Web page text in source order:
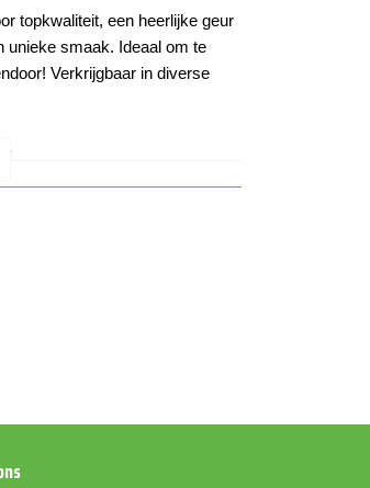
topkwaliteit, een heerlijke geur
unieke smaak. Ideaal om te
Verkrijgbaar in diverse